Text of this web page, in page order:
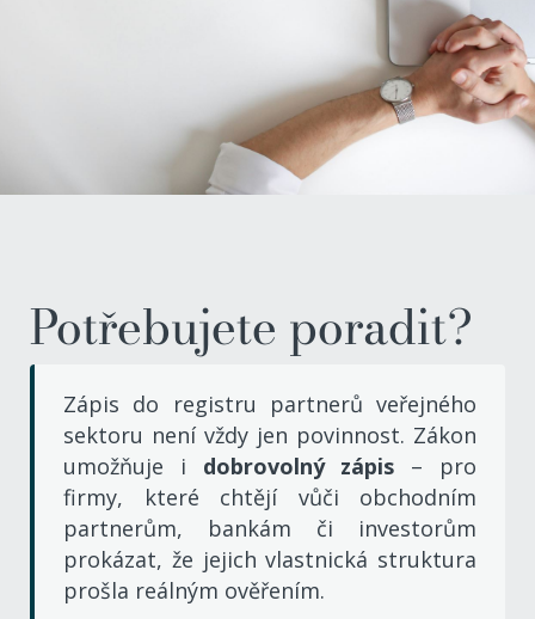
Potřebujete poradit?
Zápis do registru partnerů veřejného
sektoru není vždy jen povinnost. Zákon
umožňuje i dobrovolný zápis – pro
firmy, které chtějí vůči obchodním
partnerům, bankám či investorům
prokázat, že jejich vlastnická struktura
prošla reálným ověřením.